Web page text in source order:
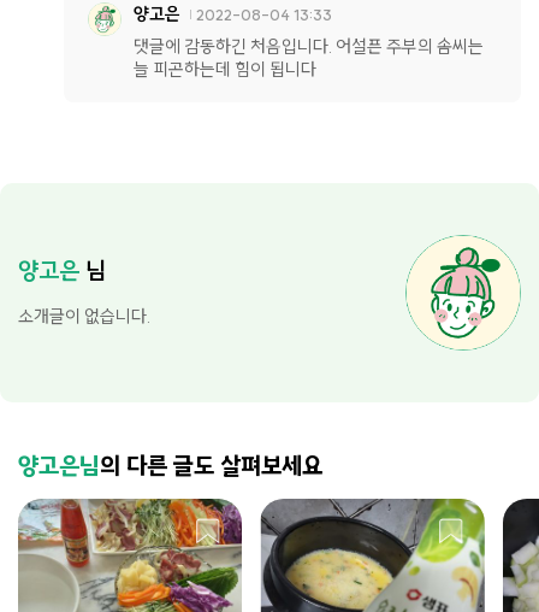
양고은 2022-08-04 13:33
댓글에 감동하긴 처음입니다. 어설픈 주부의 솜씨는
늘 피곤하는데 힘이 됩니다
양고은 님
소개글이 없습니다.
양고은님의 다른 글도 살펴보세요